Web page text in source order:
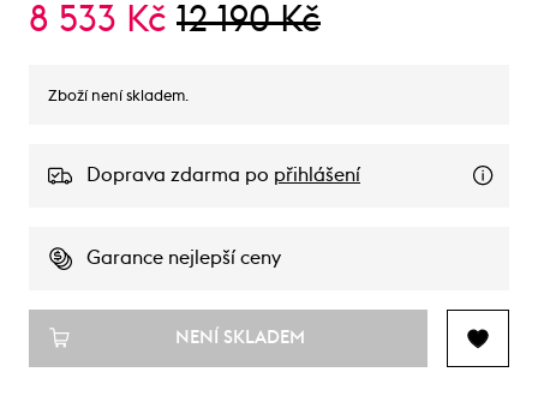
8 533 Kč 12 190 Kč
Zboží není skladem.
Doprava zdarma po přihlášení
Garance nejlepší ceny
NENÍ SKLADEM